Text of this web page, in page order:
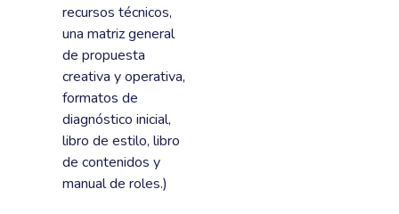
recursos técnicos,
una matriz general
de propuesta
creativa y operativa,
formatos de
diagnóstico inicial,
libro de estilo, libro
de contenidos y
manual de roles.)